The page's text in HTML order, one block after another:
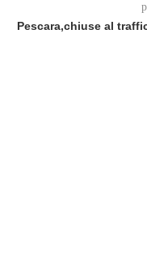
Pescara,chiuse al